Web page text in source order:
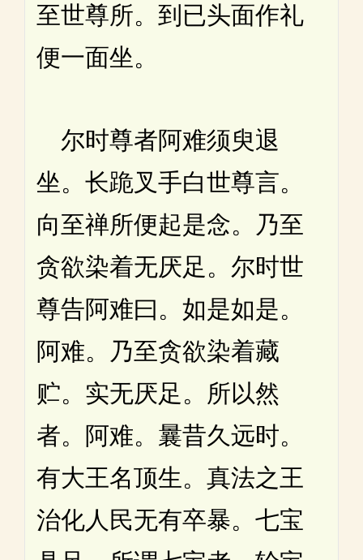
至世尊所。到已头面作礼
便一面坐。
尔时尊者阿难须臾退
坐。长跪叉手白世尊言。
向至禅所便起是念。乃至
贪欲染着无厌足。尔时世
尊告阿难曰。如是如是。
阿难。乃至贪欲染着藏
贮。实无厌足。所以然
者。阿难。曩昔久远时。
有大王名顶生。真法之王
治化人民无有卒暴。七宝